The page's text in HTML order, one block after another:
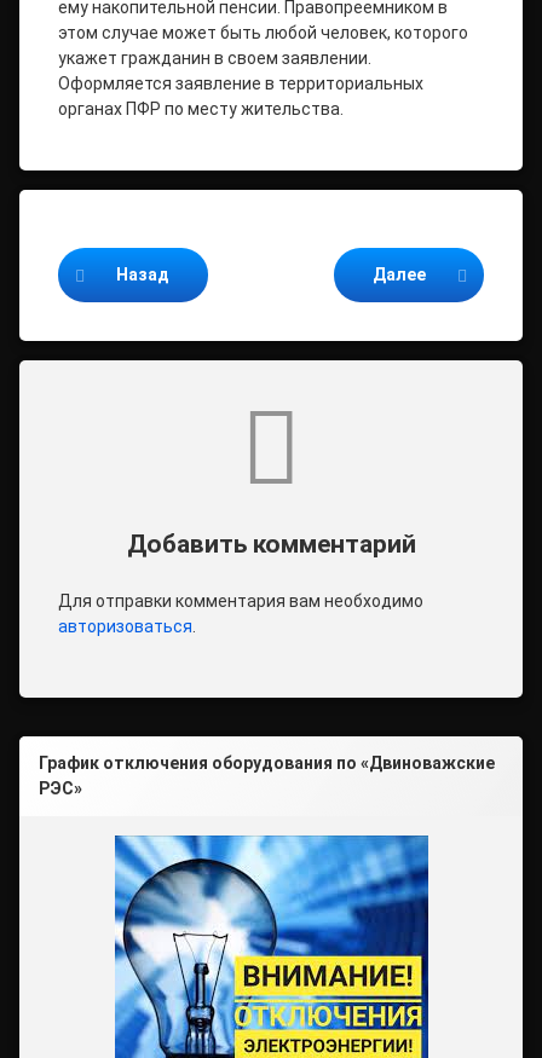
ему накопительной пенсии. Правопреемником в
этом случае может быть любой человек, которого
укажет гражданин в своем заявлении.
Оформляется заявление в территориальных
органах ПФР по месту жительства.
Назад Далее
Добавить комментарий
Для отправки комментария вам необходимо
авторизоваться
График отключения оборудования по «Двиноважские
РЭС»